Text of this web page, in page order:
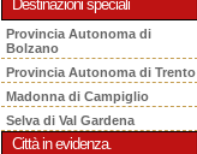
Destinazioni speciali
Provincia Autonoma di
Bolzano
Provincia Autonoma di Trento
Madonna di Campiglio
Selva di Val Gardena
Città in evidenza.